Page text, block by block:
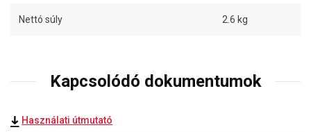
Nettó súly 2.6 kg
Kapcsolódó dokumentumok
Használati útmutató